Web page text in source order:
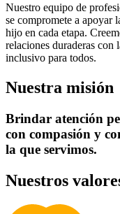
Nuestro equipo de
se compromete a apoyar
hijo en cada etapa.
relaciones duraderas con
inclusivo para todos.
Nuestra misión
Brindar atención
con compasión y
la que servimos.
Nuestros